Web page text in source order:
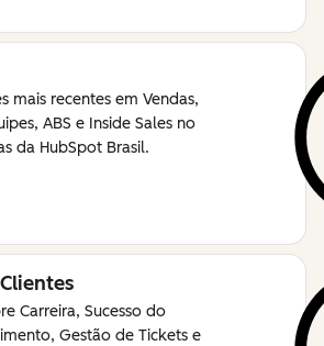
mais recentes em Vendas,
ABS e Inside Sales no
da HubSpot Brasil.
Carreira, Sucesso do
Gestão de Tickets e